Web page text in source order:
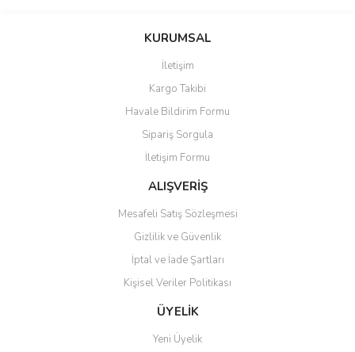
KURUMSAL
İletişim
Kargo Takibi
Havale Bildirim Formu
Sipariş Sorgula
İletişim Formu
ALIŞVERİŞ
Mesafeli Satış Sözleşmesi
Gizlilik ve Güvenlik
İptal ve İade Şartları
Kişisel Veriler Politikası
ÜYELİK
Yeni Üyelik